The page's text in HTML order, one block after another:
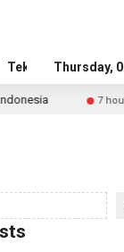
Tekno Thursday,
7 hour ago Ribuan